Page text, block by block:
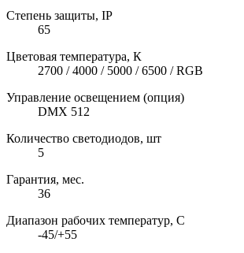
Степень защиты, IP
65
Цветовая температура, К
2700 / 4000 / 5000 / 6500 / RGB
Управление освещением (опция)
DMX 512
Количество светодиодов, шт
5
Гарантия, мес.
36
Диапазон рабочих температур, C
-45/+55